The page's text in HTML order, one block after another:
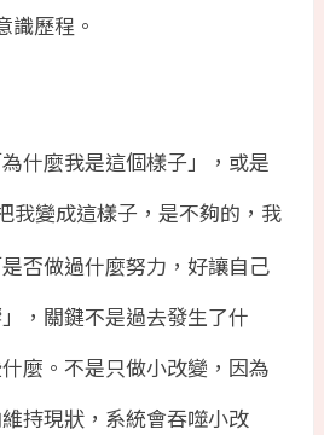
識歷程。
什麼我是這個樣子」，或是
我變成這樣子，是不夠的，我
否做過什麼努力，好讓自己
，關鍵不是過去發生了什
麼。不是只做小改變，因為
持現狀，系統會吞噬小改